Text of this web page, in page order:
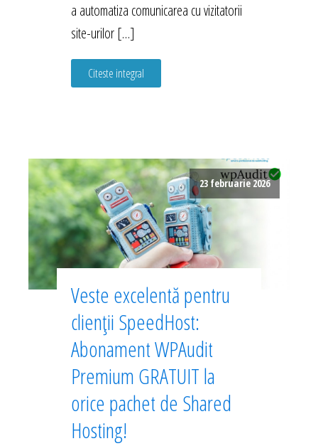
a automatiza comunicarea cu vizitatorii
site-urilor […]
Citeste integral
23 februarie 2026
Veste excelentă pentru
clienții SpeedHost:
Abonament WPAudit
Premium GRATUIT la
orice pachet de Shared
Hosting!